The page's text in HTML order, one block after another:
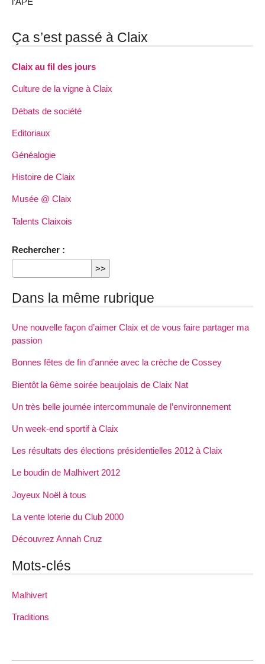
Ça s’est passé à Claix
Claix au fil des jours
Culture de la vigne à Claix
Débats de société
Editoriaux
Généalogie
Histoire de Claix
Musée @ Claix
Talents Claixois
Rechercher :
Dans la même rubrique
Une nouvelle façon d’aimer Claix et de vous faire partager ma
passion
Bonnes fêtes de fin d’année avec la crèche de Cossey
Bientôt la 6ème soirée beaujolais de Claix Nat
Un très belle journée intercommunale de l’environnement
Un week-end sportif à Claix
Les résultats des élections présidentielles 2012 à Claix
Le boudin de Malhivert 2012
Joyeux Noël à tous
La vente loterie du Club 2000
Découvrez Annah Cruz
Mots-clés
Malhivert
Traditions